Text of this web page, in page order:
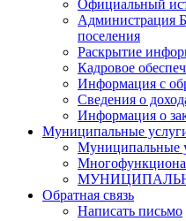
Официальный
Администрация
поселения
Раскрытие
Кадровое
Информация с
Сведения о
Информация о
Муниципальные
Муниципальные
Обратная связь
Написать письмо